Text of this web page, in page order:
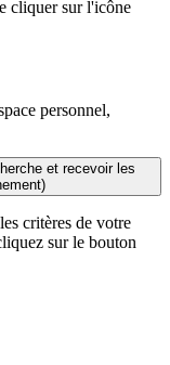
cliquer sur l'icône
personnel,
et recevoir les
critères de votre
sur le bouton